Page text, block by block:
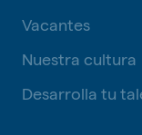
Vacantes
Nuestra cultura
Desarrolla tu